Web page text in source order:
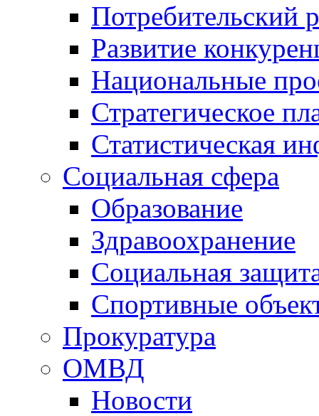
Потребительский
Развитие
Национальные
Стратегическое
Статистическая
Социальная сфера
Образование
Здравоохранение
Социальная
Спортивные
Прокуратура
ОМВД
Новости